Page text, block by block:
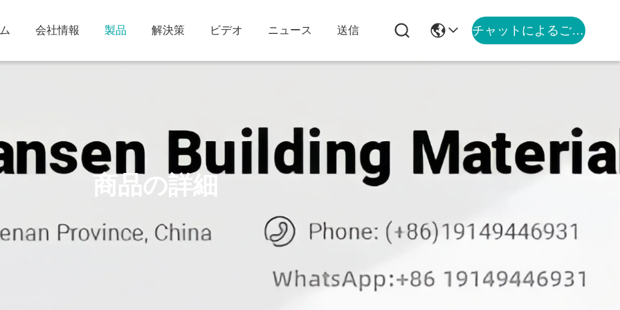
会社情報 製品 解決策 ビデオ ニュース 送信 チャットによるご相談
商品の詳細